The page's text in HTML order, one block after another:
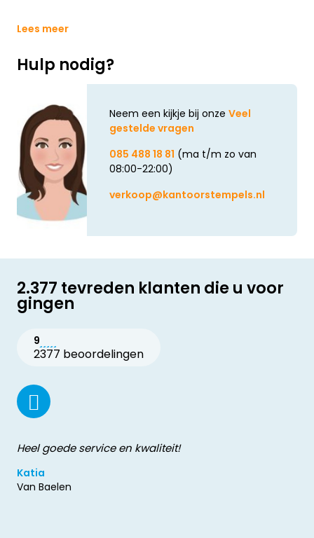
Lees meer
Hulp nodig?
Neem een kijkje bij onze Veel
gestelde vragen
085 488 18 81 (ma t/m zo van
08:00-22:00)
verkoop@kantoorstempels.nl
2.377 tevreden klanten die u voor
gingen
9
2377 beoordelingen
Heel goede service en kwaliteit!
Katia
Van Baelen